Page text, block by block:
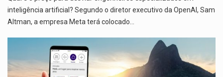
inteligência artificial? Segundo o diretor executivo da OpenAI, Sam
Altman, a empresa Meta terá colocado…